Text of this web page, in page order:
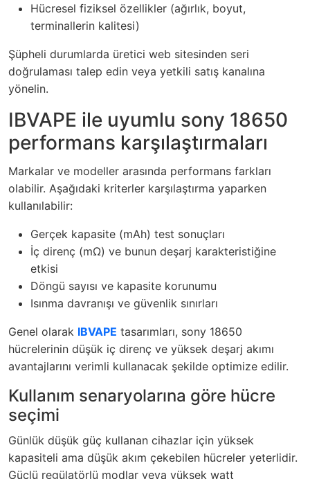
Hücresel fiziksel özellikler (ağırlık, boyut,
terminallerin kalitesi)
Şüpheli durumlarda üretici web sitesinden seri
doğrulaması talep edin veya yetkili satış kanalına
yönelin.
IBVAPE ile uyumlu sony 18650
performans karşılaştırmaları
Markalar ve modeller arasında performans farkları
olabilir. Aşağıdaki kriterler karşılaştırma yaparken
kullanılabilir:
Gerçek kapasite (mAh) test sonuçları
İç direnç (mΩ) ve bunun deşarj karakteristiğine
etkisi
Döngü sayısı ve kapasite korunumu
Isınma davranışı ve güvenlik sınırları
Genel olarak IBVAPE tasarımları, sony 18650
hücrelerinin düşük iç direnç ve yüksek deşarj akımı
avantajlarını verimli kullanacak şekilde optimize edilir.
Kullanım senaryolarına göre hücre
seçimi
Günlük düşük güç kullanan cihazlar için yüksek
kapasiteli ama düşük akım çekebilen hücreler yeterlidir.
Güçlü regülatörlü modlar veya yüksek watt